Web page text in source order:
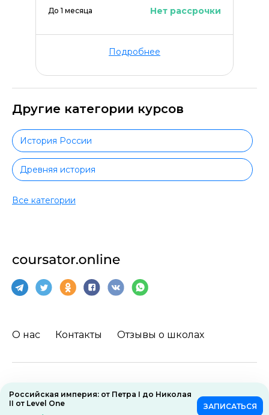
До 1 месяца Нет рассрочки
Подробнее
Другие категории курсов
История России
Древняя история
История мира
История средних веков
Все категории
Российская империя: от Петра I до Николая
II от Level One
ЗАПИСАТЬСЯ
О нас Контакты Отзывы о школах